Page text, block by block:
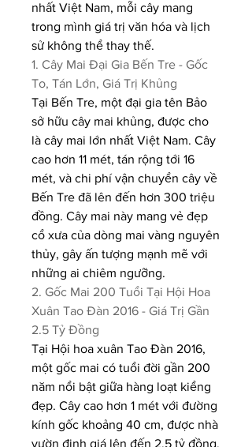
nhất Việt Nam, mỗi cây mang
trong mình giá trị văn hóa và lịch
sử không thể thay thế.
1. Cây Mai Đại Gia Bến Tre - Gốc
To, Tán Lớn, Giá Trị Khủng
Tại Bến Tre, một đại gia tên Bảo
sở hữu cây mai khủng, được cho
là cây mai lớn nhất Việt Nam. Cây
cao hơn 11 mét, tán rộng tới 16
mét, và chi phí vận chuyển cây về
Bến Tre đã lên đến hơn 300 triệu
đồng. Cây mai này mang vẻ đẹp
cổ xưa của dòng mai vàng nguyên
thủy, gây ấn tượng mạnh mẽ với
những ai chiêm ngưỡng.
2. Gốc Mai 200 Tuổi Tại Hội Hoa
Xuân Tao Đàn 2016 - Giá Trị Gần
2.5 Tỷ Đồng
Tại Hội hoa xuân Tao Đàn 2016,
một gốc mai có tuổi đời gần 200
năm nổi bật giữa hàng loạt kiểng
đẹp. Cây cao hơn 1 mét với đường
kính gốc khoảng 40 cm, được nhà
vườn định giá lên đến 2.5 tỷ đồng.